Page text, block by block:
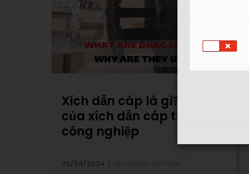
Xích dẫn cáp là gì? Vai trò
của xích dẫn cáp trong
công nghiệp
25/04/2024 HELUKABEL VIETNAM